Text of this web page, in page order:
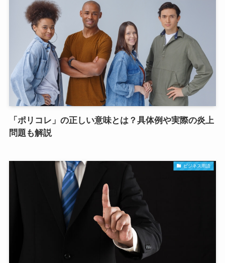
「ポリコレ」の正しい意味とは？具体例や実際の炎上
問題も解説
ビジネス用語